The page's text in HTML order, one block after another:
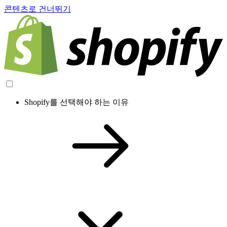
콘텐츠로 건너뛰기
Shopify를 선택해야 하는 이유